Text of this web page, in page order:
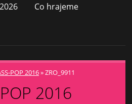
Co hrajeme
POP 2016»ZRO_9911
2016